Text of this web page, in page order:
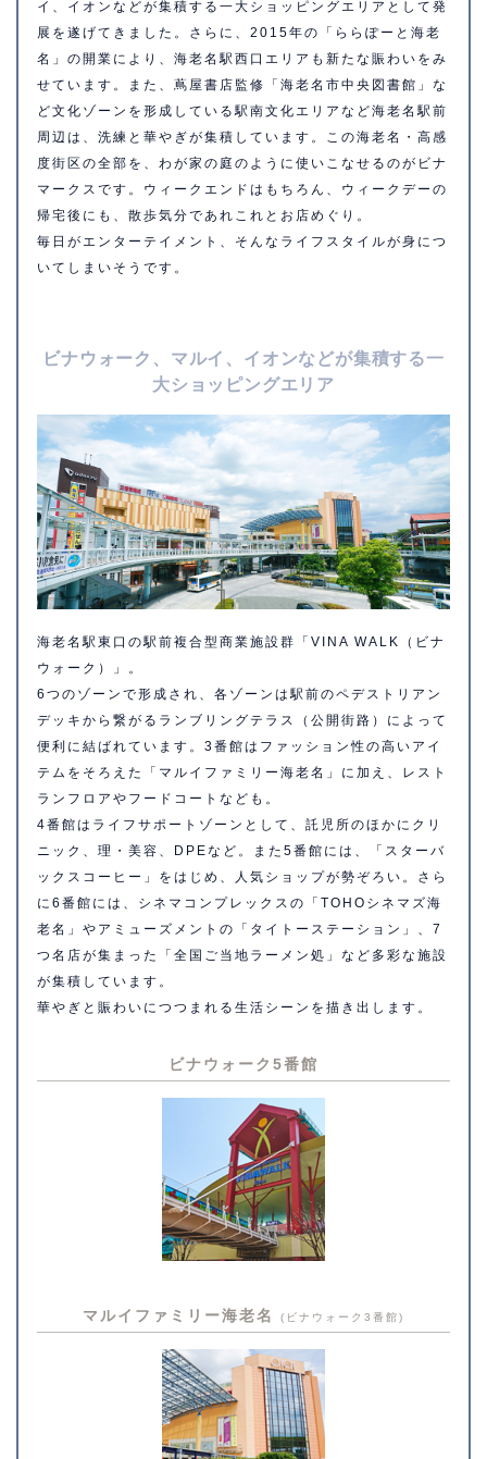
イ、イオンなどが集積する一大ショッピングエリアとして発
展を遂げてきました。さらに、2015年の「ららぽーと海老
名」の開業により、海老名駅西口エリアも新たな賑わいをみ
せています。また、蔦屋書店監修「海老名市中央図書館」な
ど文化ゾーンを形成している駅南文化エリアなど海老名駅前
周辺は、洗練と華やぎが集積しています。この海老名・高感
度街区の全部を、わが家の庭のように使いこなせるのがビナ
マークスです。ウィークエンドはもちろん、ウィークデーの
帰宅後にも、散歩気分であれこれとお店めぐり。
毎日がエンターテイメント、そんなライフスタイルが身につ
いてしまいそうです。
ビナウォーク、マルイ、イオンなどが集積する一
大ショッピングエリア
海老名駅東口の駅前複合型商業施設群「VINA WALK（ビナ
ウォーク）」。
6つのゾーンで形成され、各ゾーンは駅前のペデストリアン
デッキから繋がるランブリングテラス（公開街路）によって
便利に結ばれています。3番館はファッション性の高いアイ
テムをそろえた「マルイファミリー海老名」に加え、レスト
ランフロアやフードコートなども。
4番館はライフサポートゾーンとして、託児所のほかにクリ
ニック、理・美容、DPEなど。また5番館には、「スターバ
ックスコーヒー」をはじめ、人気ショップが勢ぞろい。さら
に6番館には、シネマコンプレックスの「TOHOシネマズ海
老名」やアミューズメントの「タイトーステーション」、7
つ名店が集まった「全国ご当地ラーメン処」など多彩な施設
が集積しています。
華やぎと賑わいにつつまれる生活シーンを描き出します。
ビナウォーク5番館
マルイファミリー海老名 (ビナウォーク3番館)